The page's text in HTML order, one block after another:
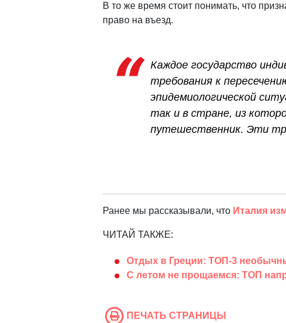
В то же время стоит понимать, что
право на въезд.
Каждое государство
требования к
эпидемиологической
так и в стране, из
путешественник. Эти
Ранее мы рассказывали, что Италия
ЧИТАЙ ТАКЖЕ:
Отдых в Греции: ТОП-3
С летом не прощаемся: ТОП
ПЕЧАТЬ СТРАНИЦЫ